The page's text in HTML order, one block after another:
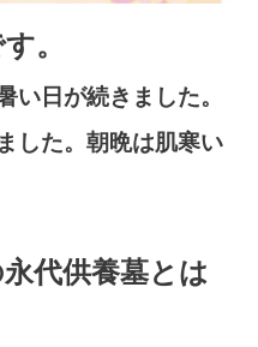
。
い日が続きました。
した。朝晩は肌寒い
代供養墓とは